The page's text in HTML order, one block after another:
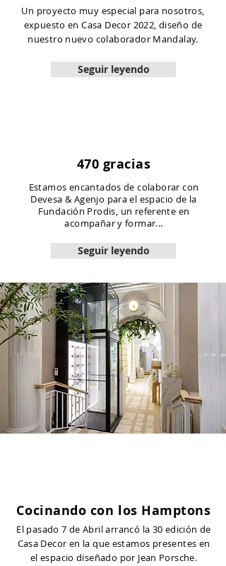
Un proyecto muy especial para nosotros,
expuesto en Casa Decor 2022, diseño de
nuestro nuevo colaborador Mandalay.
Seguir leyendo
470 gracias
Estamos encantados de colaborar con
Devesa & Agenjo para el espacio de la
Fundación Prodis, un referente en
acompañar y formar...
Seguir leyendo
Cocinando con los Hamptons
El pasado 7 de Abril arrancó la 30 edición de
Casa Decor en la que estamos presentes en
el espacio diseñado por Jean Porsche.